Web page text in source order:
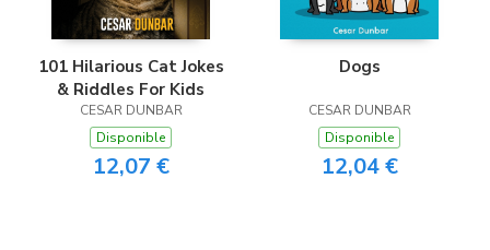
101 Hilarious Cat Jokes
& Riddles For Kids
CESAR DUNBAR
Disponible
12,07 €
Dogs
CESAR DUNBAR
Disponible
12,04 €